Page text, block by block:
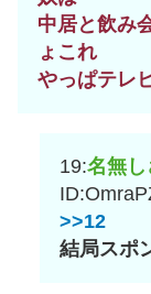
中居と飲み
ょこれ
やっぱテレ
19:名無し
>>12
結局スポ